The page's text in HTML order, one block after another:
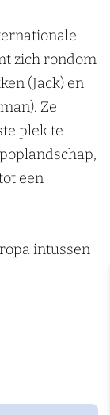
zich rondom
(Jack) en
Ze
plek te
een
intussen